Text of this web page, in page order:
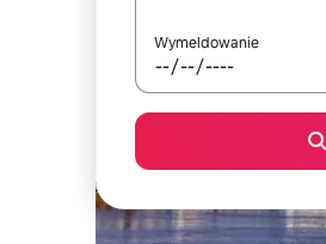
Wymeldowanie